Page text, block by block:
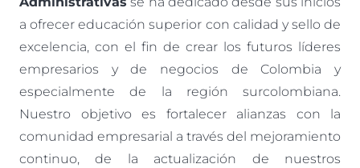
a ofrecer educación superior con calidad y sello de
excelencia, con el fin de crear los futuros líderes
empresarios y de negocios de Colombia y
especialmente de la región surcolombiana.
Nuestro objetivo es fortalecer alianzas con la
comunidad empresarial a través del mejoramiento
continuo, de la actualización de nuestros